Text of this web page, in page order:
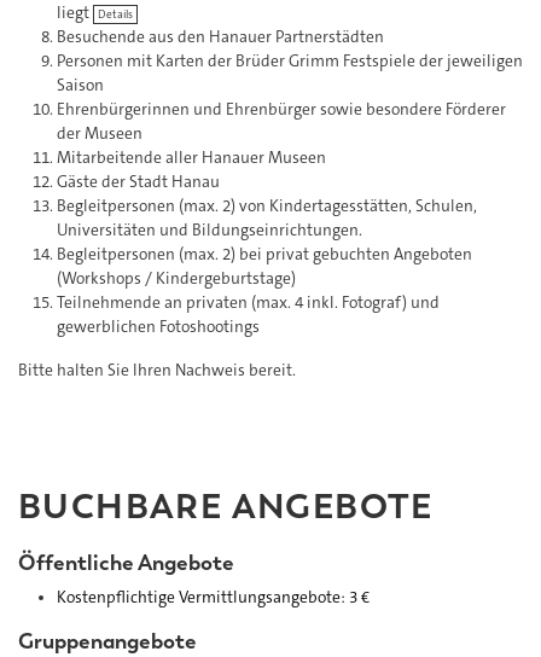
liegt Details
Besuchende aus den Hanauer Partnerstädten
Personen mit Karten der Brüder Grimm Festspiele der jeweiligen
Saison
Ehrenbürgerinnen und Ehrenbürger sowie besondere Förderer
der Museen
Mitarbeitende aller Hanauer Museen
Gäste der Stadt Hanau
Begleitpersonen (max. 2) von Kindertagesstätten, Schulen,
Universitäten und Bildungseinrichtungen.
Begleitpersonen (max. 2) bei privat gebuchten Angeboten
(Workshops / Kindergeburtstage)
Teilnehmende an privaten (max. 4 inkl. Fotograf) und
gewerblichen Fotoshootings
Bitte halten Sie Ihren Nachweis bereit.
BUCHBARE ANGEBOTE
Öffentliche Angebote
Kostenpflichtige Vermittlungsangebote: 3 €
Gruppenangebote